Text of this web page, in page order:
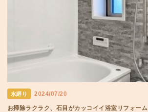
水廻り 2024/07/20
お掃除ラクラク、石目がカッコイイ浴室リフォーム